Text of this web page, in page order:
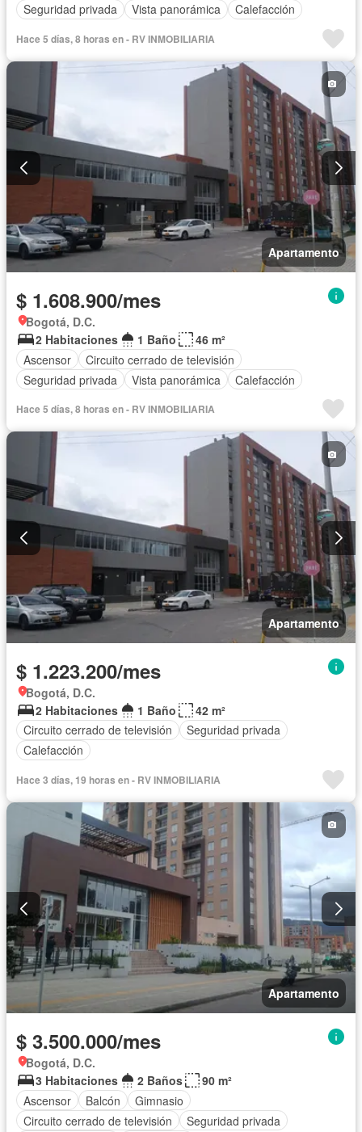
Seguridad privada
Vista panorámica Calefacción
Hace 5 días, 8 horas en - RV INMOBILIARIA
Apartamento
$ 1.608.900/mes
Bogotá, D.C.
2 Habitaciones
1 Baño
46 m²
Ascensor
Circuito cerrado de televisión
Seguridad privada
Vista panorámica Calefacción
Hace 5 días, 8 horas en - RV INMOBILIARIA
Apartamento
$ 1.223.200/mes
Bogotá, D.C.
2 Habitaciones
1 Baño
42 m²
Circuito cerrado de televisión
Seguridad privada
Calefacción
Hace 3 días, 19 horas en - RV INMOBILIARIA
Apartamento
$ 3.500.000/mes
Bogotá, D.C.
3 Habitaciones
2 Baños
90 m²
Ascensor
Balcón
Gimnasio
Circuito cerrado de televisión
Seguridad privada